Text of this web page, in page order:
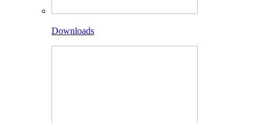
Downloads